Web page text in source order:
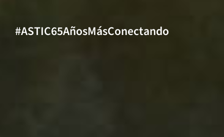
#ASTIC65AñosMásConectando